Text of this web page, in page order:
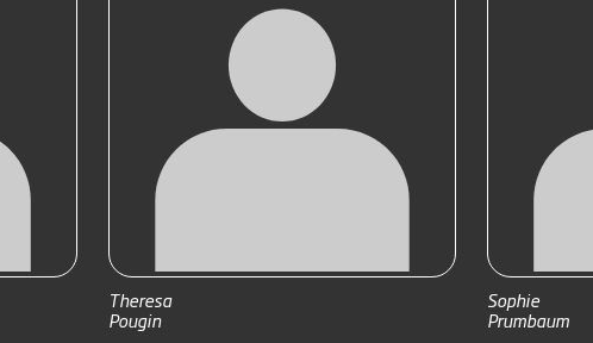
Theresa
Pougin
Sophie
Prumbaum